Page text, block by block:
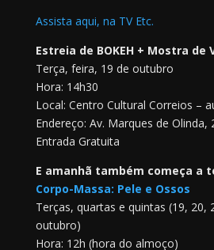
Assista aqui, na TV Etc.
Estreia de BOKEH + Mostra de
Terça, feira, 19 de outubro
Hora: 14h30
Local: Centro Cultural Correios –
Endereço: Av. Marques de Olinda,
Entrada Gratuita
E amanhã também começa a
Corpo-Massa: Pele e Ossos
Terças, quartas e quintas (19, 20,
outubro)
Hora: 12h (hora do almoço)